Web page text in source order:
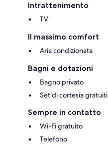
Intrattenimento
TV
Il massimo comfort
Aria condizionata
Bagni e dotazioni
Bagno privato
Set di cortesia gratuiti
Sempre in contatto
Wi-Fi gratuito
Telefono